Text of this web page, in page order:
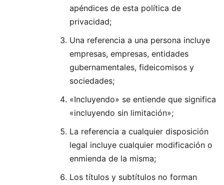
apéndices de esta política de
privacidad;
Una referencia a una persona incluye
empresas, empresas, entidades
gubernamentales, fideicomisos y
sociedades;
«Incluyendo» se entiende que significa
«incluyendo sin limitación»;
La referencia a cualquier disposición
legal incluye cualquier modificación o
enmienda de la misma;
Los títulos y subtítulos no forman